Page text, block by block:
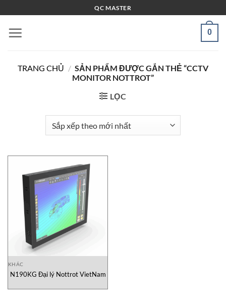
qua
nội
QC MASTER
0
TRANG CHỦ / SẢN PHẨM ĐƯỢC GẮN THẺ “CCTV
MONITOR NOTTROT”
LỌC
KHÁC
N190KG Đại lý Nottrot VietNam